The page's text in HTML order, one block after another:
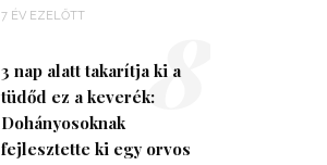
7 ÉV EZELŐTT
3 nap alatt takarítja ki a
tüdőd ez a keverék:
Dohányosoknak
fejlesztette ki egy orvos
8